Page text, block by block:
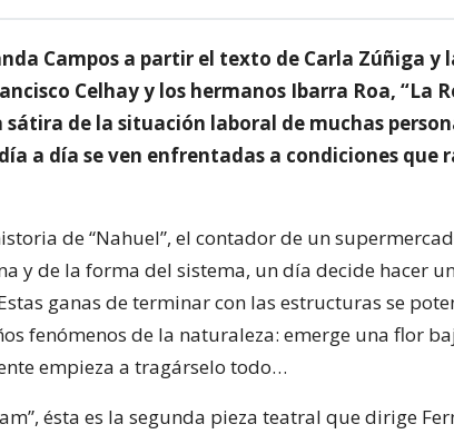
Campos a partir el texto de Carla Zúñiga y
Celhay y los hermanos Ibarra Roa, “La
sátira de la situación laboral de muchas
a día se ven enfrentadas a condiciones que
de “Nahuel”, el contador de un
y de la forma del sistema, un día decide hacer
ganas de terminar con las estructuras se
fenómenos de la naturaleza: emerge una flor
empieza a tragárselo todo…
ésta es la segunda pieza teatral que dirige